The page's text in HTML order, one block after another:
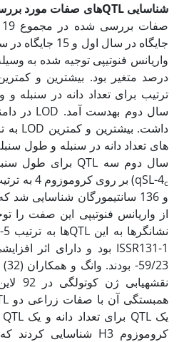
شناساییQTL­های صفات مورد
جایگاه در سال
درصد متغیر بود. بیشترین و
ترتیب برای تعداد دانه در سنبله
های تعداد دانه در سنبله و طول
سال دوم سه QTL برای طول سنبله (qSL-4
qSL-4c
از واریانس فنوتیپی این صفت را